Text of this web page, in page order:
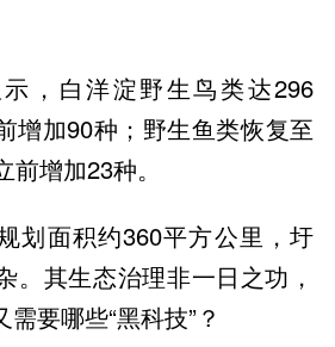
，白洋淀野生鸟类达296
增加90种；野生鱼类恢复至
增加23种。
划面积约360平方公里，圩
。其生态治理非一日之功，
要哪些“黑科技”？